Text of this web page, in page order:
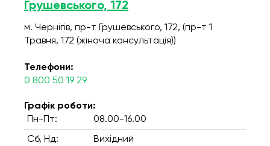
Грушевського, 172
м. Чернігів, пр-т Грушевського, 172, (пр-т 1
Травня, 172 (жіноча консультація))
Телефони:
0 800 50 19 29
Графік роботи:
Пн-Пт:
08.00-16.00
Сб, Нд: Вихідний